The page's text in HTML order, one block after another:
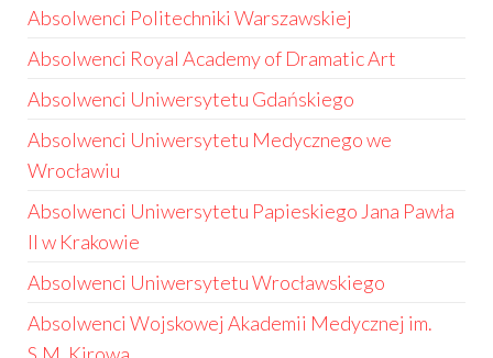
Absolwenci Politechniki Warszawskiej
Absolwenci Royal Academy of Dramatic Art
Absolwenci Uniwersytetu Gdańskiego
Absolwenci Uniwersytetu Medycznego we
Wrocławiu
Absolwenci Uniwersytetu Papieskiego Jana Pawła
II w Krakowie
Absolwenci Uniwersytetu Wrocławskiego
Absolwenci Wojskowej Akademii Medycznej im.